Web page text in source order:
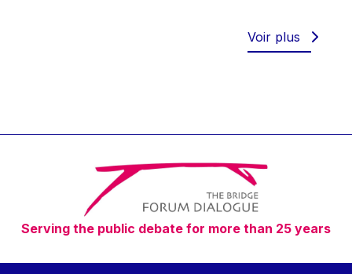
Timothy Radcliffe
Vaclav Klaus
Vassilios Skouris
Vítor Manuel da Silva Caldeira
Viviane Reding
Walter Hagg
Voir plus
Serving the public debate for more than 25 years